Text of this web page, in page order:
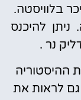
בלוויסטה.
ניתן להיכנס
נר .
ההיסטוריה
גם לראות את